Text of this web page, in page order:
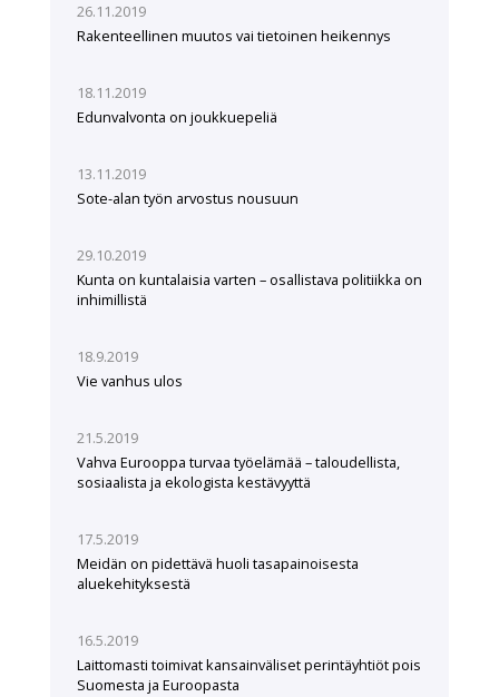
26.11.2019
Rakenteellinen muutos vai tietoinen heikennys
18.11.2019
Edunvalvonta on joukkuepeliä
13.11.2019
Sote-alan työn arvostus nousuun
29.10.2019
Kunta on kuntalaisia varten – osallistava politiikka on
inhimillistä
18.9.2019
Vie vanhus ulos
21.5.2019
Vahva Eurooppa turvaa työelämää – taloudellista,
sosiaalista ja ekologista kestävyyttä
17.5.2019
Meidän on pidettävä huoli tasapainoisesta
aluekehityksestä
16.5.2019
Laittomasti toimivat kansainväliset perintäyhtiöt pois
Suomesta ja Euroopasta